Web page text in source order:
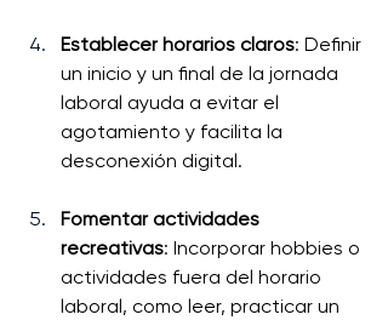
Establecer horarios claros: Definir
un inicio y un final de la jornada
laboral ayuda a evitar el
agotamiento y facilita la
desconexión digital.
Fomentar actividades
recreativas: Incorporar hobbies o
actividades fuera del horario
laboral, como leer, practicar un